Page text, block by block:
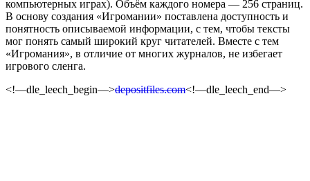
компьютерных играх). Объём каждого номера — 256 страниц.
В основу создания «Игромании» поставлена доступность и
понятность описываемой информации, с тем, чтобы тексты
мог понять самый широкий круг читателей. Вместе с тем
«Игромания», в отличие от многих журналов, не избегает
игрового сленга.
<!—dle_leech_begin—>depositfiles.com<!—dle_leech_end—>